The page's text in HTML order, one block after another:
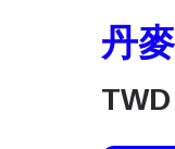
丹
TWD